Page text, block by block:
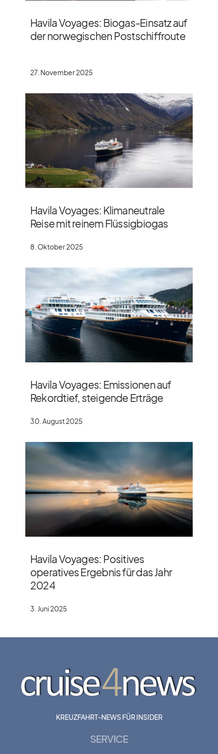
Havila Voyages: Biogas-Einsatz auf
der norwegischen Postschiffroute
27. November 2025
Havila Voyages: Klimaneutrale
Reise mit reinem Flüssigbiogas
8. Oktober 2025
Havila Voyages: Emissionen auf
Rekordtief, steigende Erträge
30. August 2025
Havila Voyages: Positives
operatives Ergebnis für das Jahr
2024
3. Juni 2025
KREUZFAHRT-NEWS FÜR INSIDER
SERVICE